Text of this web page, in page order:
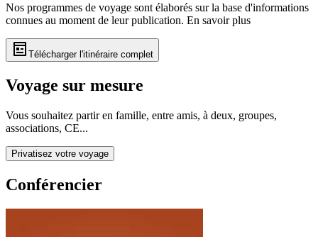
Nos programmes de voyage sont élaborés sur la base d'informations
connues au moment de leur publication. En savoir plus
Télécharger l'itinéraire complet
Voyage sur mesure
Vous souhaitez partir en famille, entre amis, à deux, groupes,
associations, CE...
Privatisez votre voyage
Conférencier